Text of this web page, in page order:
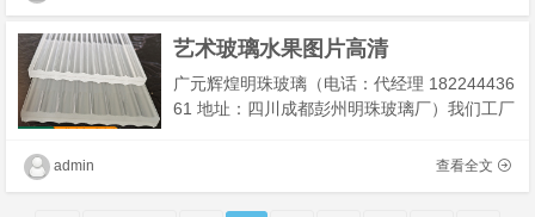
艺术玻璃水果图片高清
广元辉煌明珠玻璃（电话：代经理 182244436
61 地址：四川成都彭州明珠玻璃厂）我们工厂
有专业技术团队为您解决工程及安装，期待你
查看全文
admin